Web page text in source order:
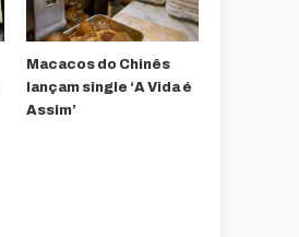
Macacos do Chinês
lançam single ‘A Vida é
Assim’